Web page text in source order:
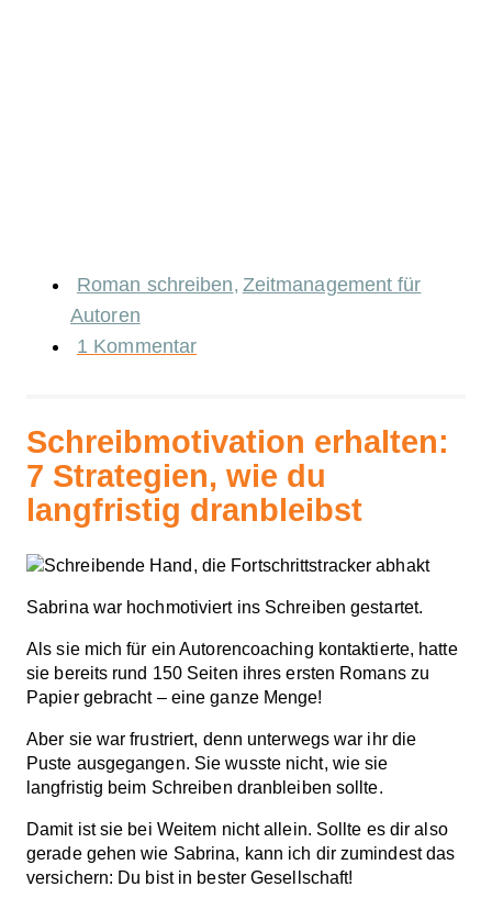
Roman schreiben, Zeitmanagement für
Autoren
1 Kommentar
Schreibmotivation erhalten:
7 Strategien, wie du
langfristig dranbleibst
Sabrina war hochmotiviert ins Schreiben gestartet.
Als sie mich für ein Autorencoaching kontaktierte, hatte
sie bereits rund 150 Seiten ihres ersten Romans zu
Papier gebracht – eine ganze Menge!
Aber sie war frustriert, denn unterwegs war ihr die
Puste ausgegangen. Sie wusste nicht, wie sie
langfristig beim Schreiben dranbleiben sollte.
Damit ist sie bei Weitem nicht allein. Sollte es dir also
gerade gehen wie Sabrina, kann ich dir zumindest das
versichern: Du bist in bester Gesellschaft!